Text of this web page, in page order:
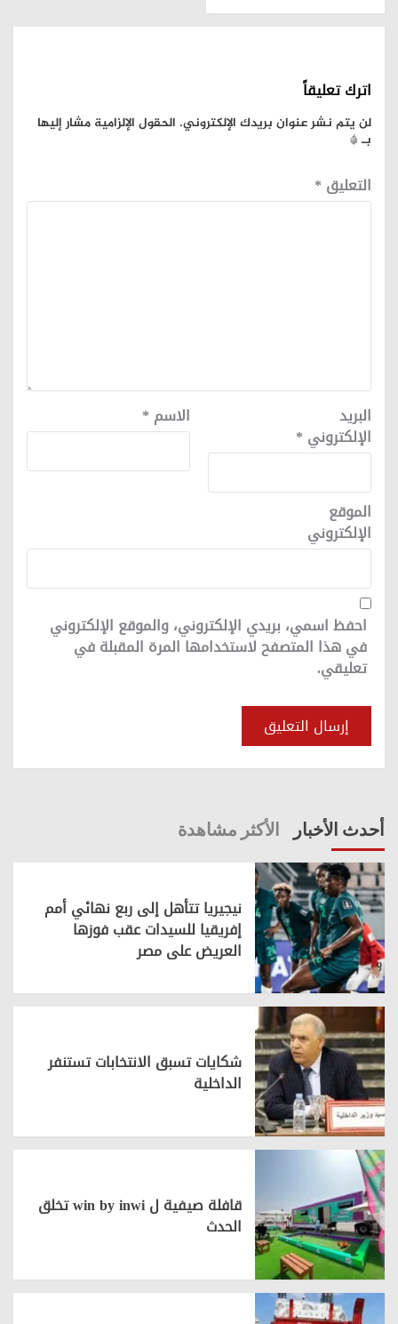
اترك تعليقاً
لن يتم نشر عنوان بريدك الإلكتروني. الحقول الإلزامية مشار إليها
بـ*
التعليق *
الاسم * البريد
الإلكتروني *
الموقع
الإلكتروني
احفظ اسمي، بريدي الإلكتروني، والموقع الإلكتروني
في هذا المتصفح لاستخدامها المرة المقبلة في
تعليقي.
أحدث الأخبار الأكثر مشاهدة
نيجيريا تتأهل إلى ربع نهائي أمم
إفريقيا للسيدات عقب فوزها
العريض على مصر
شكايات تسبق الانتخابات تستنفر
الداخلية
قافلة صيفية ل win by inwi تخلق
الحدث